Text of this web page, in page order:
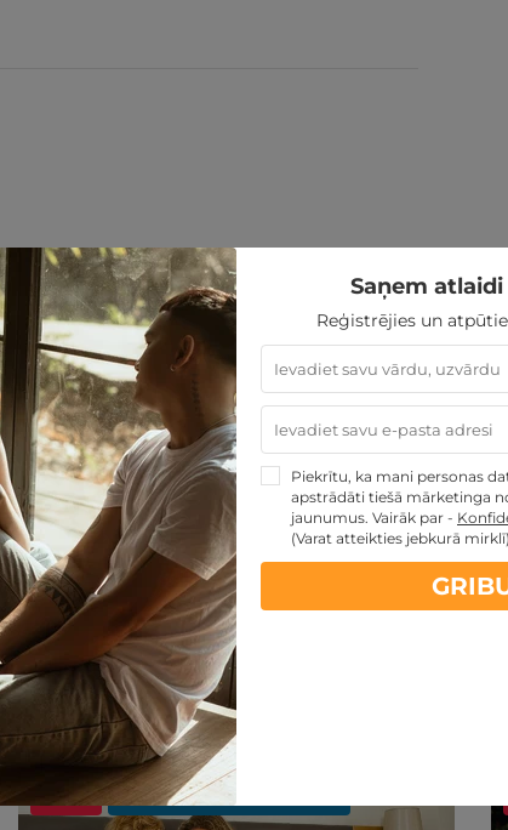
Noteikumi Atsauksmes
piedāvājumi:
piedāvājumus
- 20% REZERVĀCIJA
Saņem
Reģistrējies un
Piekrītu, ka mani personas
apstrādāti tiešā mārketinga
jaunumus. Vairāk par -
(Varat atteikties jebkurā mirklī)